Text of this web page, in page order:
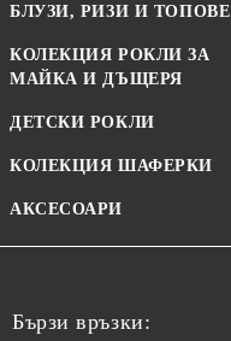
БЛУЗИ, РИЗИ И ТОПОВЕ
КОЛЕКЦИЯ РОКЛИ ЗА
МАЙКА И ДЪЩЕРЯ
ДЕТСКИ РОКЛИ
КОЛЕКЦИЯ ШАФЕРКИ
АКСЕСОАРИ
Бързи връзки: